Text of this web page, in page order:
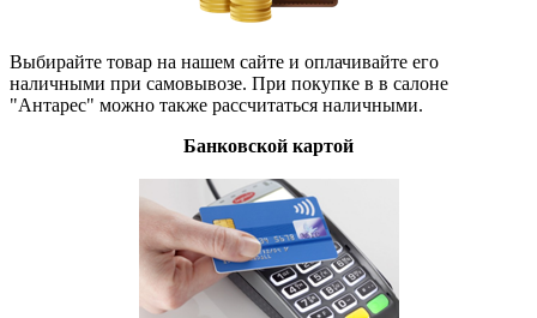
Выбирайте товар на нашем сайте и оплачивайте его
наличными при самовывозе. При покупке в в салоне
"Антарес" можно также рассчитаться наличными.
Банковской картой